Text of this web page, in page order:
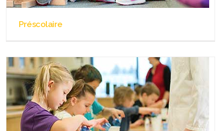
Préscolaire